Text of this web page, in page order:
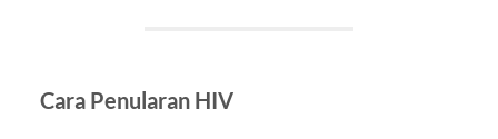
Cara Penularan HIV